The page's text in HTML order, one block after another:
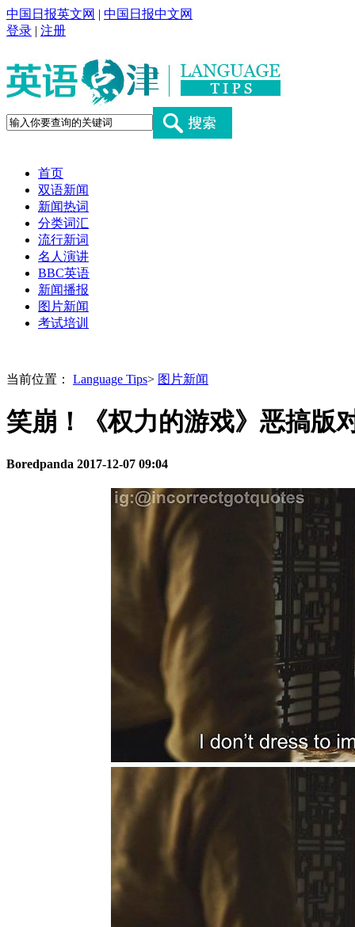
中国日报英文网 | 中国日报中文网
登录 | 注册
首页
双语新闻
新闻热词
分类词汇
流行新词
名人演讲
BBC英语
新闻播报
图片新闻
考试培训
当前位置： Language Tips> 图片新闻
笑崩！《权力的游戏》恶搞版
Boredpanda 2017-12-07 09:04